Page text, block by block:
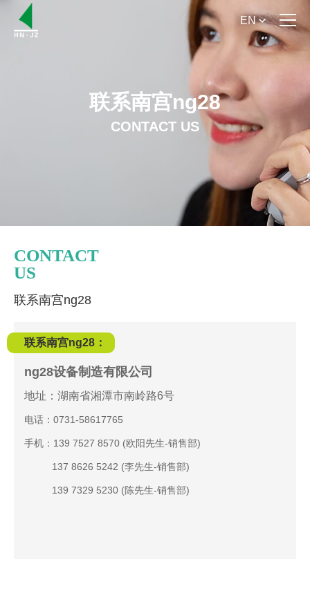
EN
联系南宫ng28
CONTACT US
CONTACT
US
联系南宫ng28
联系南宫ng28：
ng28设备制造有限公司
地址：湖南省湘潭市南岭路6号
电话：0731-58617765
手机：139 7527 8570 (欧阳先生-销售部)
137 8626 5242 (李先生-销售部)
139 7329 5230 (陈先生-销售部)